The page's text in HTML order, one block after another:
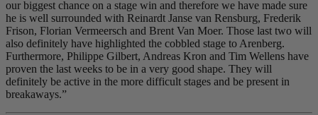
our biggest chance on a stage win and therefore we have made sure
he is well surrounded with Reinardt Janse van Rensburg, Frederik
Frison, Florian Vermeersch and Brent Van Moer. Those last two will
also definitely have highlighted the cobbled stage to Arenberg.
Furthermore, Philippe Gilbert, Andreas Kron and Tim Wellens have
proven the last weeks to be in a very good shape. They will
definitely be active in the more difficult stages and be present in
breakaways.”